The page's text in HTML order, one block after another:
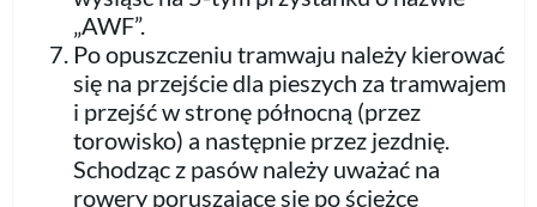
„AWF”.
Po opuszczeniu tramwaju należy kierować
się na przejście dla pieszych za tramwajem
i przejść w stronę północną (przez
torowisko) a następnie przez jezdnię.
Schodząc z pasów należy uważać na
rowery poruszające się po ścieżce